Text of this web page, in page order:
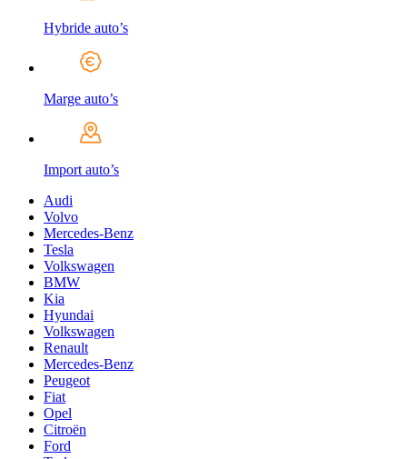
Hybride auto’s
Marge auto’s
Import auto’s
Audi
Volvo
Mercedes-Benz
Tesla
Volkswagen
BMW
Kia
Hyundai
Volkswagen
Renault
Mercedes-Benz
Peugeot
Fiat
Opel
Citroën
Ford